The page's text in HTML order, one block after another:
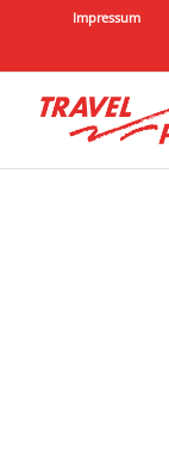
Impressum